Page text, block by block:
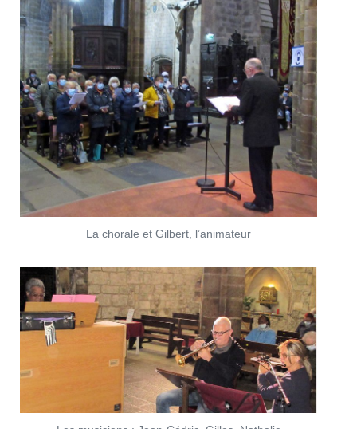
La chorale et Gilbert, l’animateur